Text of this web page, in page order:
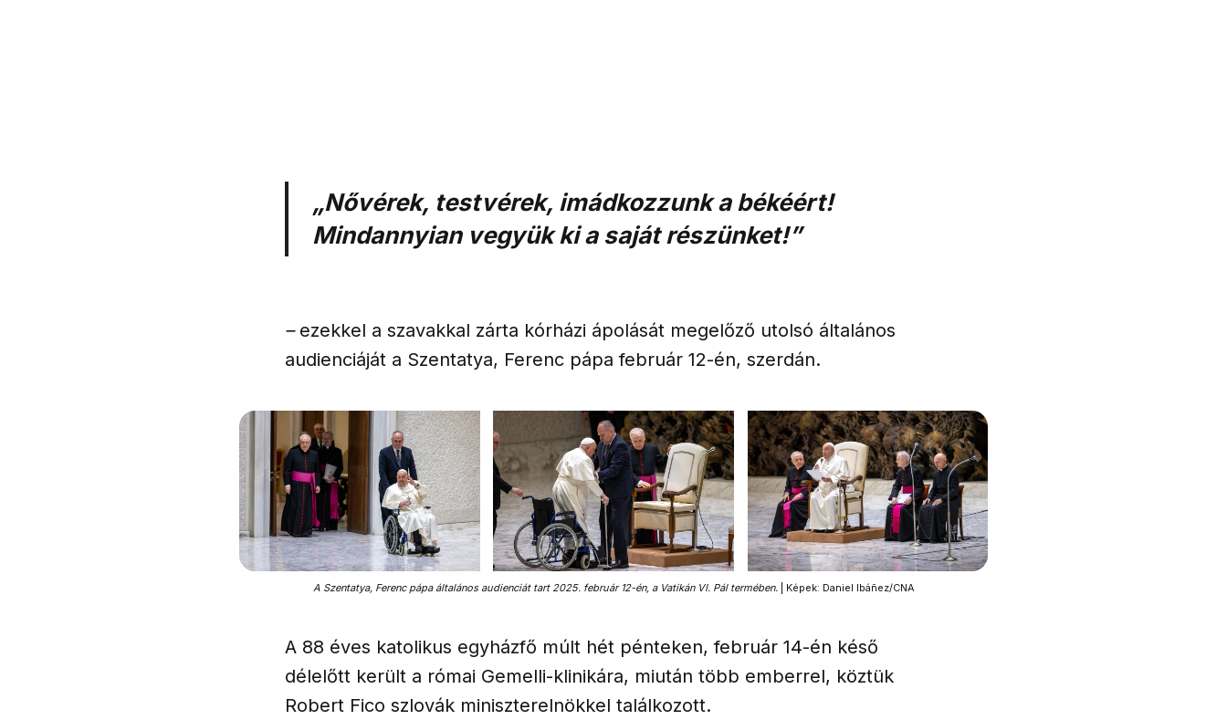
„Nővérek, testvérek, imádkozzunk a békéért!
Mindannyian vegyük ki a saját részünket!”
– ezekkel a szavakkal zárta kórházi ápolását megelőző utolsó általános
audienciáját a Szentatya, Ferenc pápa február 12-én, szerdán.
A Szentatya, Ferenc pápa általános audienciát tart 2025. február 12-én, a Vatikán VI. Pál termében. | Képek: Daniel Ibáñez/CNA
A 88 éves katolikus egyházfő múlt hét pénteken, február 14-én késő
délelőtt került a római Gemelli-klinikára, miután több emberrel, köztük
Robert Fico szlovák miniszterelnökkel találkozott.